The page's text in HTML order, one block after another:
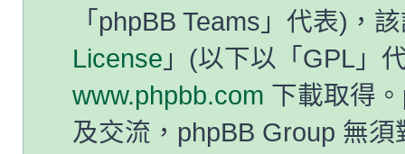
「phpBB Teams」代表)，
License 」(以下以「GPL」
www.phpbb.com 下載取得
及交流，phpBB Group 無